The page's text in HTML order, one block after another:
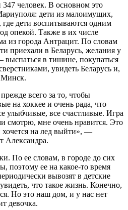
человек. В основном это
дети из малоимущих,
дети воспитываются одним
опекой. Также в их числе
из города Антрацит. По словам
приехали в Беларусь, желания у
в тишине, покупаться
увидеть Беларусь и,
Минск.
всего за то, чтобы
на хоккее и очень рада, что
улыбчивые, все счастливые. Игра
смотрю, мне очень нравится. Это
хочется на лед выйти», —
Александра.
По ее словам, в городе до сих
поэтому ее на какое-то время
вывозят в детские
что такое жизнь. Конечно,
Но это наш дом, и у нас нет
девочка.